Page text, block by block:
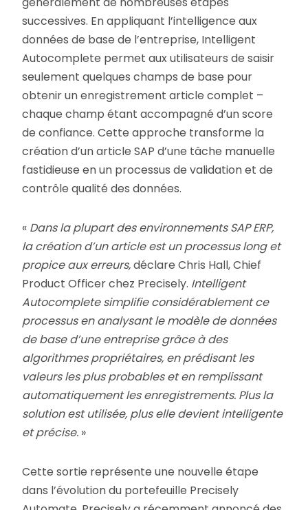
successives. En appliquant l’intelligence aux
données de base de l’entreprise, Intelligent
Autocomplete permet aux utilisateurs de saisir
seulement quelques champs de base pour
obtenir un enregistrement article complet –
chaque champ étant accompagné d’un score
de confiance. Cette approche transforme la
création d’un article SAP d’une tâche manuelle
fastidieuse en un processus de validation et de
contrôle qualité des données.
« Dans la plupart des environnements SAP ERP,
la création d’un article est un processus long et
propice aux erreurs,déclare Chris Hall, Chief
Product Officer chez Precisely. Intelligent
Autocomplete simplifie considérablement ce
processus en analysant le modèle de données
de base d’une entreprise grâce à des
algorithmes propriétaires, en prédisant les
valeurs les plus probables et en remplissant
automatiquement les enregistrements. Plus la
solution est utilisée, plus elle devient intelligente
et précise. »
Cette sortie représente une nouvelle étape
dans l’évolution du portefeuille Precisely